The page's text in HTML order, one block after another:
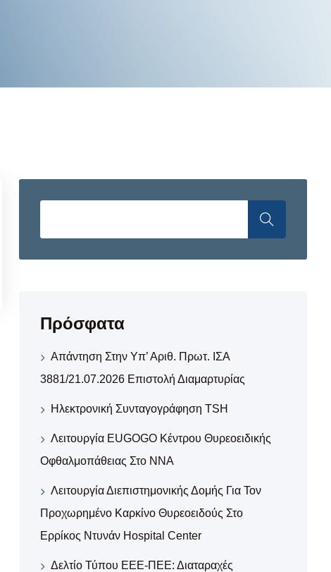
Πρόσφατα
Απάντηση Στην Υπ’ Αριθ. Πρωτ. ΙΣΑ
3881/21.07.2026 Επιστολή Διαμαρτυρίας
Ηλεκτρονική Συνταγογράφηση TSH
Λειτουργία EUGOGO Κέντρου Θυρεοειδικής
Οφθαλμοπάθειας Στο ΝΝΑ
Λειτουργία Διεπιστημονικής Δομής Για Τον
Προχωρημένο Καρκίνο Θυρεοειδούς Στο
Ερρίκος Ντυνάν Hospital Center
Δελτίο Τύπου ΕΕΕ-ΠΕΕ: Διαταραχές